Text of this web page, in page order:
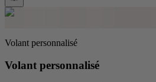
Volant personnalisé
Volant personnalisé